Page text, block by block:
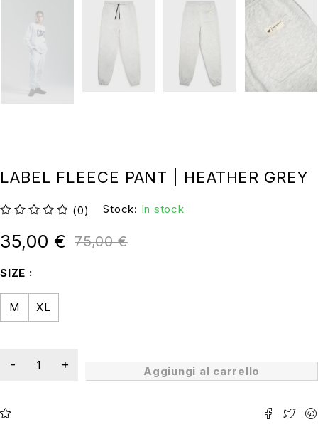
LABEL FLEECE PANT | HEATHER GREY
(0) Stock: In stock
75,00€
35,00 €
SIZE
M XL
Aggiungi al carrello